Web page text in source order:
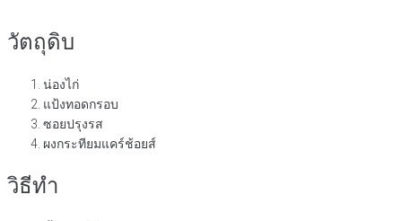
วัตถุดิบ
น่องไก่
แป้งทอดกรอบ
ซอยปรุงรส
ผงกระทียมแคร์ช้อยส์
วิธีทำ